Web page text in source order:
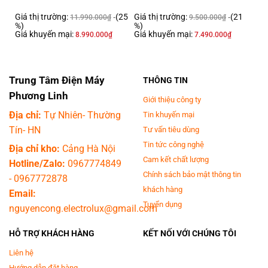
khiểnsong ngữ Anh - Việt,núm xoay, cảm ứng và màn hình hiển thị sắc
nét giúp người dùng lựa chọn chương trình dễ dàng, thuận tiện trong quá
thẩm mỹ cao. Cửa máy làm từ
nhựa ABSbền bỉ, chịu lực tốt, người dùng
dễ dàng nhìn vào bên trong thuận tiện theo dõi quá trình giặt.
Khối lượng giặt và chương trình
Giá thị trường: 11.990.000₫ (25
%)
Giá khuyến mại: 8.990.000₫
Giá thị trường: 9.500.000₫ (21
%)
Giá khuyến mại: 7.490.000₫
Trung Tâm Điện Máy
Phương Linh
Địa chỉ: Tự Nhiên- Thường
Tín- HN
Địa chỉ kho: Cảng Hà Nội
Hotline/Zalo: 0967774849
-0967772878
Email:
nguyencong.electrolux@gmail.com
THÔNG TIN
Giới thiệu công ty
Tin khuyến mại
Tư vấn tiêu dùng
Tin tức công nghệ
Cam kết chất lượng
Chính sách bảo mật thông tin
khách hàng
Tuyển dụng
HỖ TRỢ KHÁCH HÀNG
Liên hệ
KẾT NỐI VỚI CHÚNG TÔI